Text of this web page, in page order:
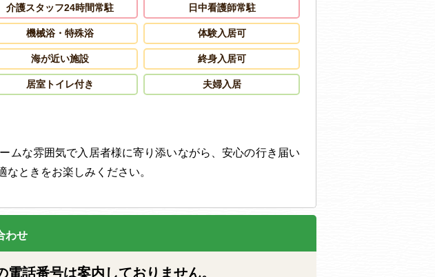
介護スタッフ24時間常駐 日中看護師常駐
機械浴・特殊浴 体験入居可
海が近い施設 終身入居可
居室トイレ付き 夫婦入居
ムな雰囲気で入居者様に寄り添いながら、安心の行き届い
ときをお楽しみください。
わせ
話番号は案内しておりません。